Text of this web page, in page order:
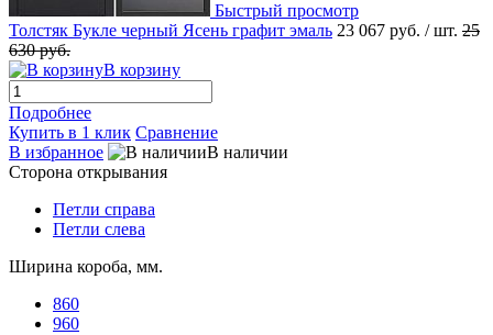
Быстрый просмотр
Толстяк Букле черный Ясень графит эмаль 23 067 руб. / шт. 25
630 руб.
В корзину
Подробнее
Купить в 1 клик Сравнение
В избранное
В наличии
Сторона открывания
Петли справа
Петли слева
Ширина короба, мм.
860
960